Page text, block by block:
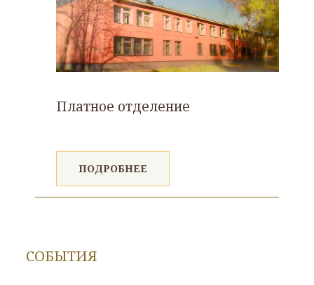
Платное отделение
ПОДРОБНЕЕ
СОБЫТИЯ